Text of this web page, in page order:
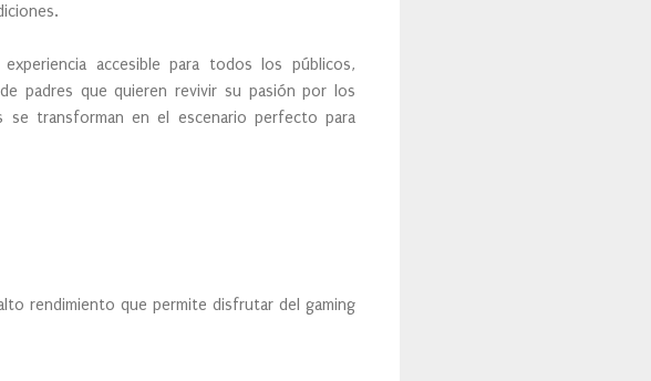
accesible para todos los públicos,
padres que quieren revivir su pasión por los
transforman en el escenario perfecto para
rendimiento que permite disfrutar del gaming